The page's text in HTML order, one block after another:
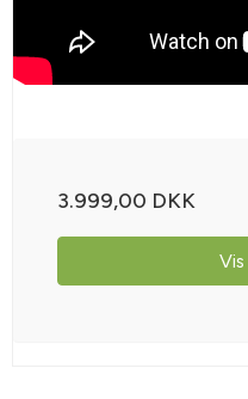
3.999,00 DKK